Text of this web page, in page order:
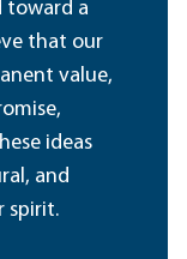
toward a
that our
value,
ideas
and
spirit.